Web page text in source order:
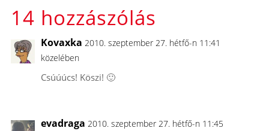
14 hozzászólás
Kovaxka 2010. szeptember 27. hétfő-n 11:41
közelében
Csúúúcs! Köszi! 🙂
evadraga 2010. szeptember 27. hétfő-n 11:45